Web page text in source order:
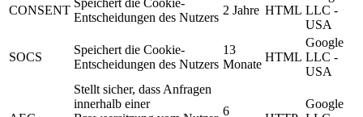
CONSENT
Entscheidungen des Nutzers
2 Jahre HTML LLC -
USA
SOCS
Speichert die Cookie-
Entscheidungen des Nutzers
13
Monate
HTML
Google
LLC -
USA
Stellt sicher, dass Anfragen
innerhalb einer
6
Google